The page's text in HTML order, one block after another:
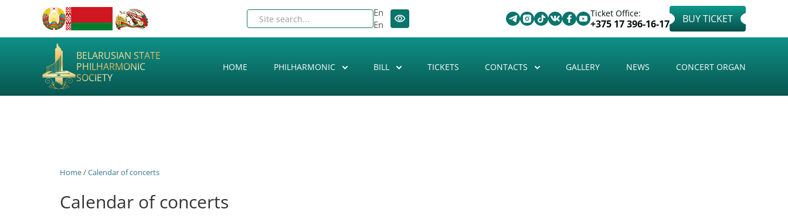
Ticket Office:
+375 17 396-16-17 BUY TICKET
En
En
BELARUSIAN STATE
PHILHARMONIC
SOCIETY
HOME PHILHARMONIC BILL TICKETS CONTACTS GALLERY NEWS CONCERT ORGAN
Home/Calendar of concerts
Calendar of concerts